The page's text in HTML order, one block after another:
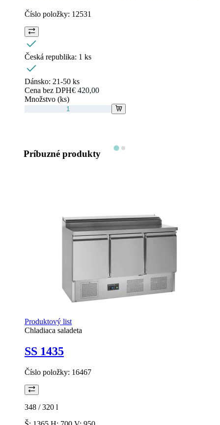
Číslo položky: 12531
Česká republika: 1 ks
Dánsko: 21-50 ks
Cena bez DPH€ 420,00
Množstvo (ks)
Príbuzné produkty
Produktový list
Chladiaca saladeta
SS 1435
Číslo položky: 16467
348 / 320 l